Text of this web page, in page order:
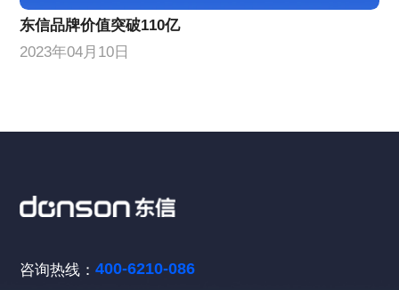
东信品牌价值突破110亿
2023年04月10日
咨询热线：400-6210-086